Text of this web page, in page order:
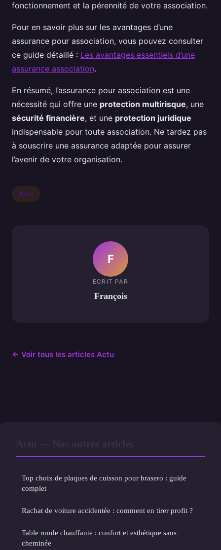
fonctionnement et la pérennité de votre association.
Pour en savoir plus sur les avantages d’une
assurance pour association, vous pouvez consulter
ce guide détaillé : Les avantages essentiels d’une
assurance association.
En résumé, l’assurance pour association est une
nécessité qui offre une protection multirisque, une
sécurité financière, et une protection juridique
indispensable pour toute association. Ne tardez pas
à souscrire une assurance adaptée pour assurer
l’avenir de votre organisation.
Actu
F
ECRIT PAR
François
← Voir tous les articles Actu
Top choix de plaques de cuisson pour brasero : guide
complet
Rachat de voiture accidentée : comment en tirer profit ?
Table ronde chauffante : confort et esthétique sans
cheminée